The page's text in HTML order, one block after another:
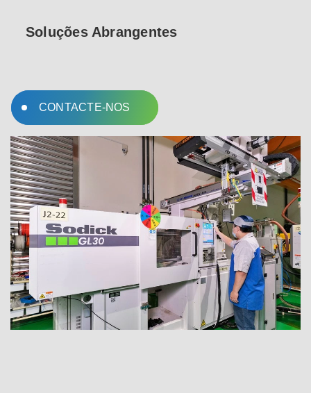
Aproveite a adesão da YOMURA aos rigorosos
protocolos da indústria para um controlo de
Soluções Abrangentes
CONTACTE-NOS